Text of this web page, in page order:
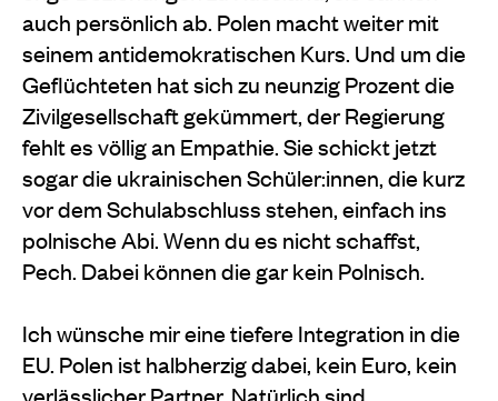
auch persönlich ab. Polen macht weiter mit
seinem antidemokratischen Kurs. Und um die
Geflüchteten hat sich zu neunzig Prozent die
Zivilgesellschaft gekümmert, der Regierung
fehlt es völlig an Empathie. Sie schickt jetzt
sogar die ukrainischen Schüler:innen, die kurz
vor dem Schulabschluss stehen, einfach ins
polnische Abi. Wenn du es nicht schaffst,
Pech. Dabei können die gar kein Polnisch.
Ich wünsche mir eine tiefere Integration in die
EU. Polen ist halbherzig dabei, kein Euro, kein
verlässlicher Partner. Natürlich sind